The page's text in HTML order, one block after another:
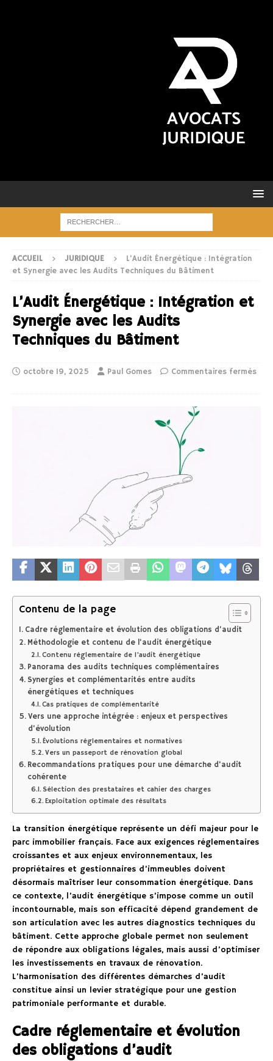
ACCUEIL JURIDIQUE
L’Audit Énergétique : Intégration
et Synergie avec les Audits Techniques du Bâtiment
L’Audit Énergétique : Intégration et
Synergie avec les Audits
Techniques du Bâtiment
octobre 19, 2025 Paul Gomes Commentaires fermés
Contenu de la page
Cadre réglementaire et évolution des obligations d’audit
Méthodologie et contenu de l’audit énergétique
Contenu réglementaire de l’audit énergétique
Panorama des audits techniques complémentaires
Synergies et complémentarités entre audits
énergétiques et techniques
Cas pratiques de complémentarité
Vers une approche intégrée : enjeux et perspectives
d’évolution
Évolutions réglementaires et normatives
Vers un passeport de rénovation global
Recommandations pratiques pour une démarche d’audit
cohérente
Sélection des prestataires et cahier des charges
Exploitation optimale des résultats
La transition énergétique représente un défi majeur pour le
parc immobilier français. Face aux exigences réglementaires
croissantes et aux enjeux environnementaux, les
propriétaires et gestionnaires d’immeubles doivent
désormais maîtriser leur consommation énergétique. Dans
ce contexte, l’audit énergétique s’impose comme un outil
incontournable, mais son efficacité dépend grandement de
son articulation avec les autres diagnostics techniques du
bâtiment. Cette approche globale permet non seulement
de répondre aux obligations légales, mais aussi d’optimiser
les investissements en travaux de rénovation.
L’harmonisation des différentes démarches d’audit
constitue ainsi un levier stratégique pour une gestion
patrimoniale performante et durable.
Cadre réglementaire et évolution
des obligations d’audit